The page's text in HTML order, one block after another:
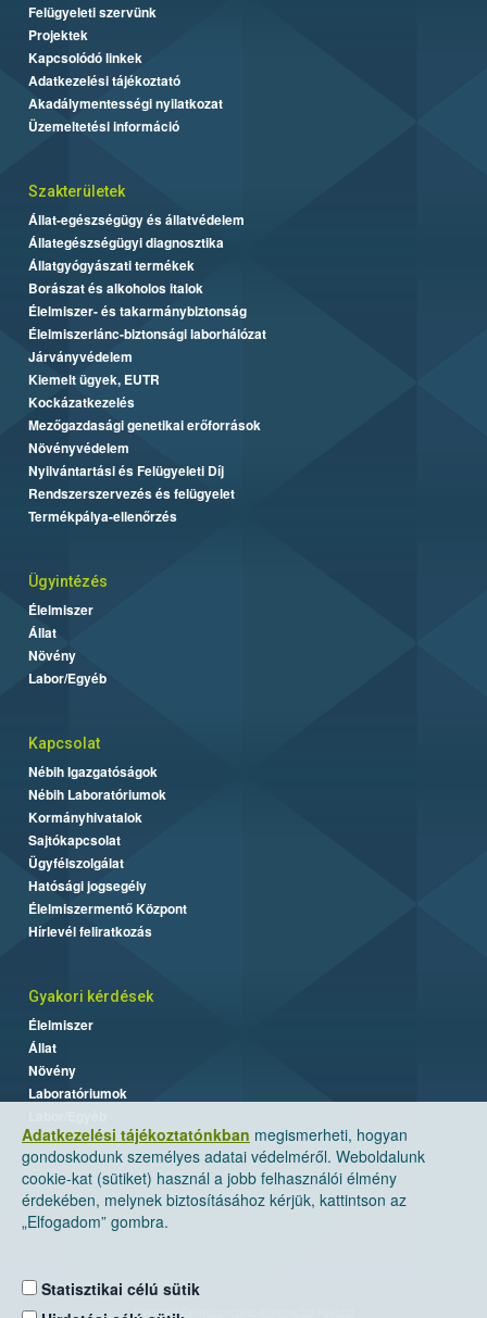
Adatkezelési tájékoztatónkban megismerheti, hogyan
gondoskodunk személyes adatai védelméről. Weboldalunk
cookie-kat (sütiket) használ a jobb felhasználói élmény
érdekében, melynek biztosításához kérjük, kattintson az
„Elfogadom” gombra.
Statisztikai célú sütik
Felügyeleti szervünk
Projektek
Kapcsolódó linkek
Adatkezelési tájékoztató
Akadálymentességi nyilatkozat
Üzemeltetési információ
Szakterületek
Állat-egészségügy és állatvédelem
Állategészségügyi diagnosztika
Állatgyógyászati termékek
Borászat és alkoholos italok
Élelmiszer- és takarmánybiztonság
Élelmiszerlánc-biztonsági laborhálózat
Járványvédelem
Kiemelt ügyek, EUTR
Kockázatkezelés
Mezőgazdasági genetikai erőforrások
Növényvédelem
Nyilvántartási és Felügyeleti Díj
Rendszerszervezés és felügyelet
Termékpálya-ellenőrzés
Ügyintézés
Élelmiszer
Állat
Növény
Labor/Egyéb
Kapcsolat
Nébih Igazgatóságok
Nébih Laboratóriumok
Kormányhivatalok
Sajtókapcsolat
Ügyfélszolgálat
Hatósági jogsegély
Élelmiszermentő Központ
Hírlevél feliratkozás
Gyakori kérdések
Élelmiszer
Állat
Növény
Laboratóriumok
Nemzeti Élelmiszerlánc-biztonsági Hivatal